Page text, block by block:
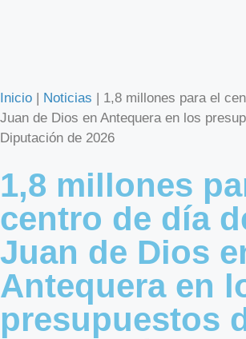
Inicio | Noticias | 1,8 millones para el
Juan de Dios en Antequera en los
Diputación de 2026
1,8 millones
centro de día
Juan de Dios
Antequera en
presupuestos